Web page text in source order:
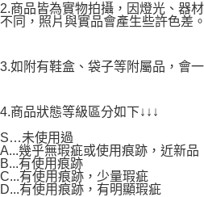
2.商品皆為實物拍攝，因燈光、器
不同，照片與實品會產生些許色差。
3.如附有鞋盒、袋子等附屬品，會
4.商品狀態等級區分如下↓↓↓
S…未使用過
A...幾乎無瑕疵或使用痕跡，近新品
B...有使用痕跡
C...有使用痕跡，少量瑕疵
D...有使用痕跡，有明顯瑕疵